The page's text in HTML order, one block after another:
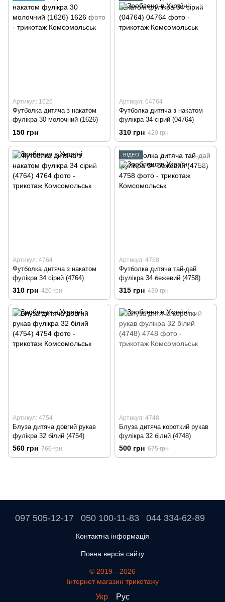
Артикул: 1626
Футболка дитяча з накатом
фулікра 30 молочний (1626)
150 грн
Артикул: 04764
Футболка дитяча з накатом
фулікра 34 сірий (04764)
310 грн 420 грн
Артикул: 4764
Футболка дитяча з накатом
фулікра 34 сірий (4764)
310 грн 420 грн
ВІДЕО
Артикул: 4758
Футболка дитяча тай-дай
фулікра 34 бежевий (4758)
315 грн 430 грн
Артикул: 4754
Блуза дитяча довгий рукав
фулікра 32 білий (4754)
560 грн 760 грн
Артикул: 4748
Блуза дитяча короткий рукав
фулікра 32 білий (4748)
500 грн 675 грн
097 505-12-17 050 100-11-83 044 334-62-89
Контактна інформація
Повна версія сайту
© 2019—2026
Інтернет магазин трикотажу
Укр Рус